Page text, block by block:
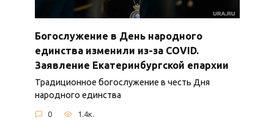
Богослужение в День народного
единства изменили из-за COVID.
Заявление Екатеринбургской епархии
Традиционное богослужение в честь Дня
народного единства
0 1.4к.